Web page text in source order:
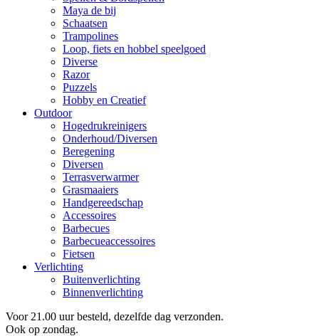
Maya de bij
Schaatsen
Trampolines
Loop, fiets en hobbel speelgoed
Diverse
Razor
Puzzels
Hobby en Creatief
Outdoor
Hogedrukreinigers
Onderhoud/Diversen
Beregening
Diversen
Terrasverwarmer
Grasmaaiers
Handgereedschap
Accessoires
Barbecues
Barbecueaccessoires
Fietsen
Verlichting
Buitenverlichting
Binnenverlichting
Voor 21.00 uur besteld, dezelfde dag verzonden.
Ook op zondag.